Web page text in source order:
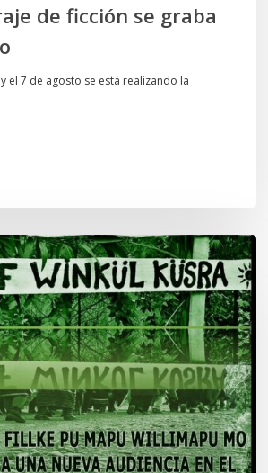
de ficción se graba
el 7 de agosto se está realizando la